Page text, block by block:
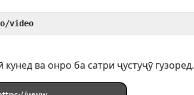
video
ва онро ба сатри ҷустуҷӯ гузоред.